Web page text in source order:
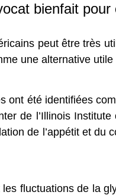
bienfait
peut être très
une alternative
ont été identifiées
de l’Illinois
de l’appétit et du
les fluctuations de la